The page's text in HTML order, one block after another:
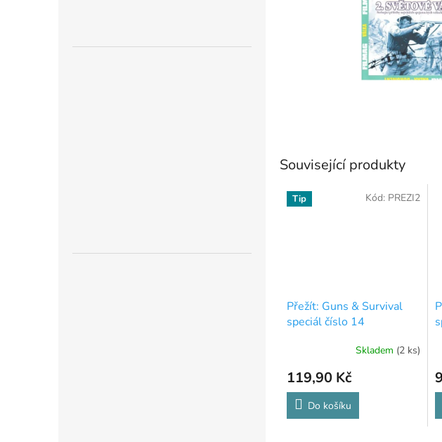
Související produkty
Tip
Přežít: Guns & Survival
speciál číslo 14
Skladem (2 ks)
119,90 Kč
Do košíku
Kód: PREZI2